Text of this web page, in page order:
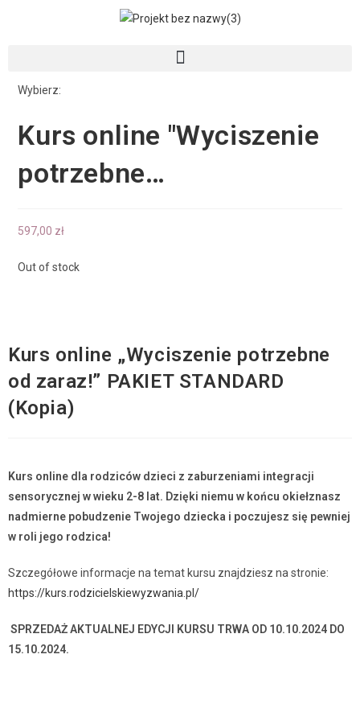
Wybierz:
Kurs online "Wyciszenie
potrzebne…
597,00 zł
Out of stock
Kurs online „Wyciszenie potrzebne
od zaraz!” PAKIET STANDARD
(Kopia)
Kurs online dla rodziców dzieci z zaburzeniami integracji
sensorycznej w wieku 2-8 lat. Dzięki niemu w końcu okiełznasz
nadmierne pobudzenie Twojego dziecka i poczujesz się pewniej
w roli jego rodzica!
Szczegółowe informacje na temat kursu znajdziesz na stronie:
https://kurs.rodzicielskiewyzwania.pl/
SPRZEDAŻ AKTUALNEJ EDYCJI KURSU TRWA OD 10.10.2024 DO
15.10.2024.